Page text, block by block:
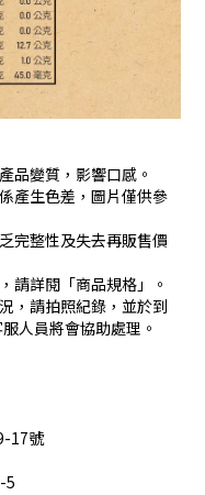
品變質，影響口感。
產生色差，圖片僅供參
完整性及失去再販售價
請詳閱「商品規格」。
，請拍照紀錄，並於到
人員將會協助處理。
17號
5